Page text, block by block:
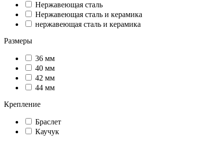
Нержавеющая сталь
Нержавеющая сталь и керамика
нержавеющая сталь и керамика
Размеры
36 мм
40 мм
42 мм
44 мм
Крепление
Браслет
Каучук